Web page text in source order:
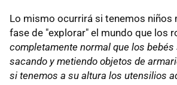
Lo mismo ocurrirá si tenemos niños
fase de "explorar" el mundo que los
completamente normal que los bebés
sacando y metiendo objetos de
si tenemos a su altura los utensilios